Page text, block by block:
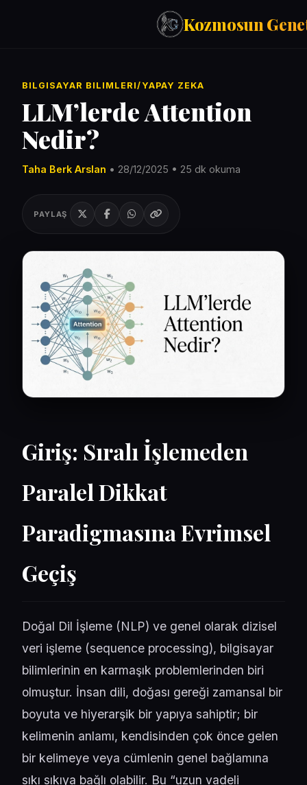
Kozmosun
Tarih
İktisat-Ekonomi
Fizik-Astronomi
Teknoloji
Çeviriler
Bilgisayar Bilimleri/Yapay Zeka
Evrim Genetik Biyoloji
Sanat
Psikoloji
Arama:
BILGISAYAR BILIMLERI/YAPAY ZEKA
LLM’lerde Attention
Nedir?
Taha Berk Arslan • 28/12/2025 • 25 dk okuma
PAYLAŞ
Giriş: Sıralı İşlemeden
Paralel Dikkat
Paradigmasına Evrimsel
Geçiş
Doğal Dil İşleme (NLP) ve genel olarak dizisel
veri işleme (sequence processing), bilgisayar
bilimlerinin en karmaşık problemlerinden biri
olmuştur. İnsan dili, doğası gereği zamansal bir
boyuta ve hiyerarşik bir yapıya sahiptir; bir
kelimenin anlamı, kendisinden çok önce gelen
bir kelimeye veya cümlenin genel bağlamına
sıkı sıkıya bağlı olabilir. Bu “uzun vadeli